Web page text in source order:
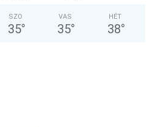
SZO
35°
VAS
35°
HÉT
38°